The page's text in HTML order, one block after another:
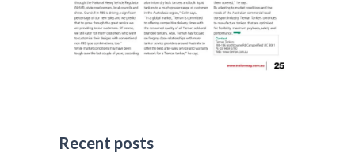
Recent posts